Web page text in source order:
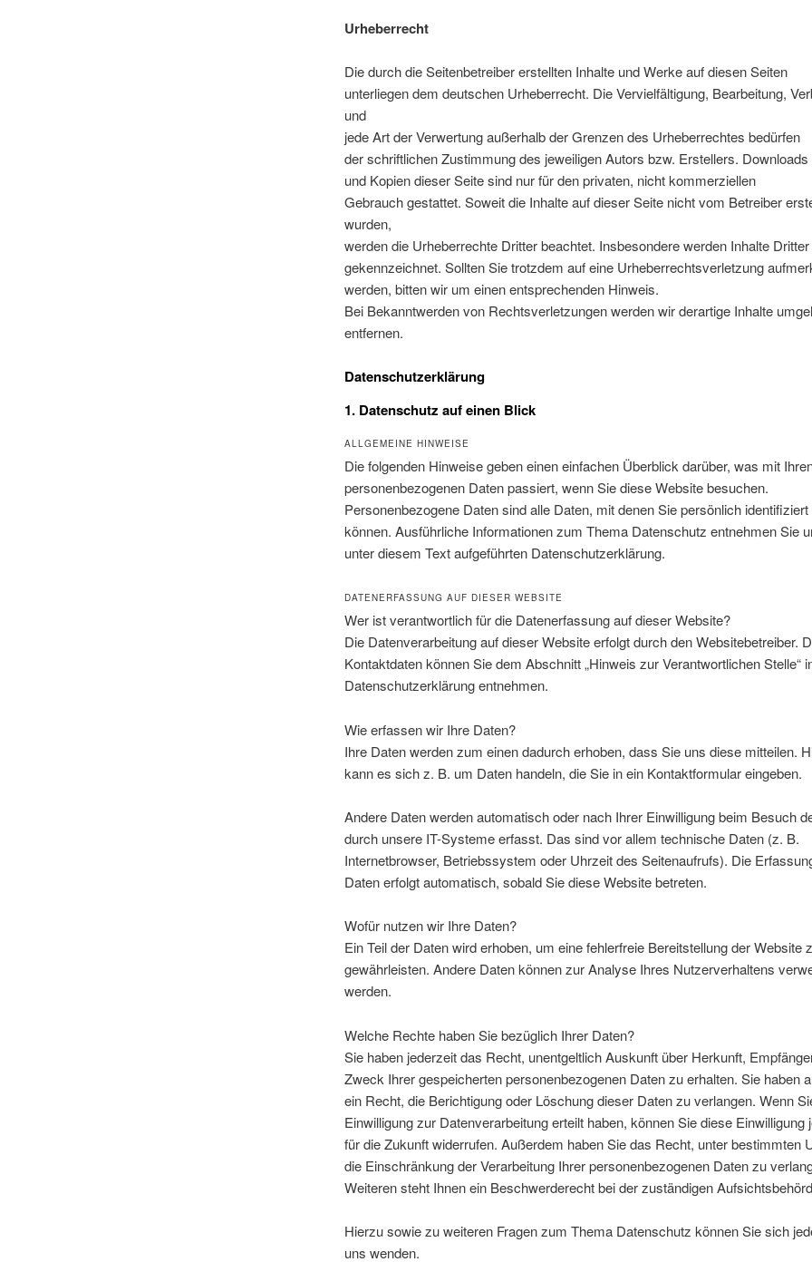
Urheberrecht
Die durch die Seitenbetreiber erstellten Inhalte und Werke auf diesen Seiten
unterliegen dem deutschen Urheberrecht. Die Vervielfältigung, Bearbeitung,
und
jede Art der Verwertung außerhalb der Grenzen des Urheberrechtes bedürfen
der schriftlichen Zustimmung des jeweiligen Autors bzw. Erstellers. Downloads
und Kopien dieser Seite sind nur für den privaten, nicht kommerziellen
Gebrauch gestattet. Soweit die Inhalte auf dieser Seite nicht vom Betreiber
wurden,
werden die Urheberrechte Dritter beachtet. Insbesondere werden Inhalte
gekennzeichnet. Sollten Sie trotzdem auf eine Urheberrechtsverletzung
werden, bitten wir um einen entsprechenden Hinweis.
Bei Bekanntwerden von Rechtsverletzungen werden wir derartige Inhalte
entfernen.
Datenschutzerklärung
1. Datenschutz auf einen Blick
ALLGEMEINE HINWEISE
Die folgenden Hinweise geben einen einfachen Überblick darüber, was mit
personenbezogenen Daten passiert, wenn Sie diese Website besuchen.
Personenbezogene Daten sind alle Daten, mit denen Sie persönlich
können. Ausführliche Informationen zum Thema Datenschutz entnehmen Sie
unter diesem Text aufgeführten Datenschutzerklärung.
DATENERFASSUNG AUF DIESER WEBSITE
Wer ist verantwortlich für die Datenerfassung auf dieser Website?
Die Datenverarbeitung auf dieser Website erfolgt durch den Websitebetreiber.
Kontaktdaten können Sie dem Abschnitt „Hinweis zur Verantwortlichen Stelle“
Datenschutzerklärung entnehmen.
Wie erfassen wir Ihre Daten?
Ihre Daten werden zum einen dadurch erhoben, dass Sie uns diese mitteilen.
kann es sich z. B. um Daten handeln, die Sie in ein Kontaktformular eingeben.
Andere Daten werden automatisch oder nach Ihrer Einwilligung beim Besuch
durch unsere IT-Systeme erfasst. Das sind vor allem technische Daten (z. B.
Internetbrowser, Betriebssystem oder Uhrzeit des Seitenaufrufs). Die
Daten erfolgt automatisch, sobald Sie diese Website betreten.
Wofür nutzen wir Ihre Daten?
Ein Teil der Daten wird erhoben, um eine fehlerfreie Bereitstellung der Website
gewährleisten. Andere Daten können zur Analyse Ihres Nutzerverhaltens
werden.
Welche Rechte haben Sie bezüglich Ihrer Daten?
Sie haben jederzeit das Recht, unentgeltlich Auskunft über Herkunft,
Zweck Ihrer gespeicherten personenbezogenen Daten zu erhalten. Sie haben
ein Recht, die Berichtigung oder Löschung dieser Daten zu verlangen. Wenn
Einwilligung zur Datenverarbeitung erteilt haben, können Sie diese Einwilligung
für die Zukunft widerrufen. Außerdem haben Sie das Recht, unter bestimmten
die Einschränkung der Verarbeitung Ihrer personenbezogenen Daten zu
Weiteren steht Ihnen ein Beschwerderecht bei der zuständigen
Hierzu sowie zu weiteren Fragen zum Thema Datenschutz können Sie sich
uns wenden.